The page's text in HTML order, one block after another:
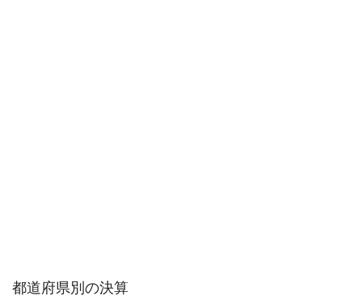
都道府県別の決算